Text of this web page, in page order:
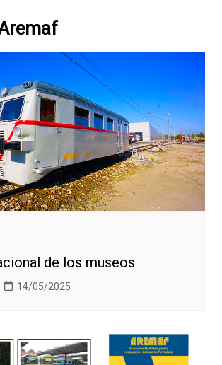
de los museos
14/05/2025